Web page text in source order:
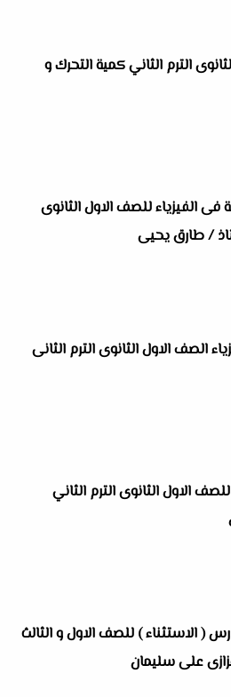
الترم الثاني كمية التحرك و
الفيزياء للصف الاول الثانوى
/ طارق يحيى
الصف الاول الثانوى الترم الثانى
الاول الثانوى الترم الثاني
( الاستثناء ) للصف الاول و الثالث
على سليمان